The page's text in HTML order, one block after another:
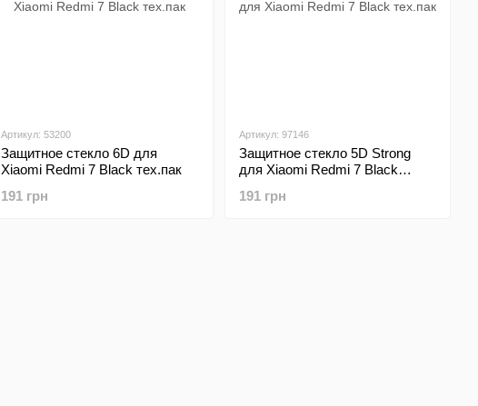
Артикул: 53200
Защитное стекло 6D для
Xiaomi Redmi 7 Black тех.пак
191 грн
Артикул: 97146
Защитное стекло 5D Strong
для Xiaomi Redmi 7 Black
191 грн